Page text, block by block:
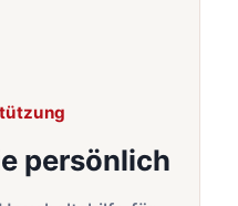
persönlich